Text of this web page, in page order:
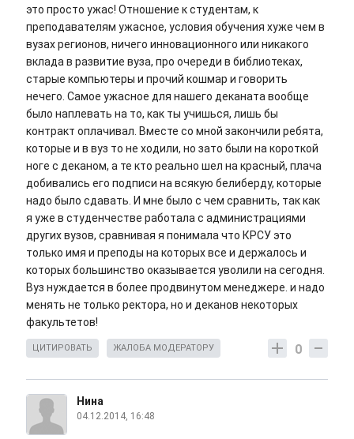
это просто ужас! Отношение к студентам, к
преподавателям ужасное, условия обучения хуже чем в
вузах регионов, ничего инновационного или никакого
вклада в развитие вуза, про очереди в библиотеках,
старые компьютеры и прочий кошмар и говорить
нечего. Самое ужасное для нашего деканата вообще
было наплевать на то, как ты учишься, лишь бы
контракт оплачивал. Вместе со мной закончили ребята,
которые и в вуз то не ходили, но зато были на короткой
ноге с деканом, а те кто реально шел на красный, плача
добивались его подписи на всякую белиберду, которые
надо было сдавать. И мне было с чем сравнить, так как
я уже в студенчестве работала с администрациями
других вузов, сравнивая я понимала что КРСУ это
только имя и преподы на которых все и держалось и
которых большинство оказывается уволили на сегодня.
Вуз нуждается в более продвинутом менеджере. и надо
менять не только ректора, но и деканов некоторых
факультетов!
0
ЦИТИРОВАТЬ ЖАЛОБА МОДЕРАТОРУ
Нина
04.12.2014, 16:48